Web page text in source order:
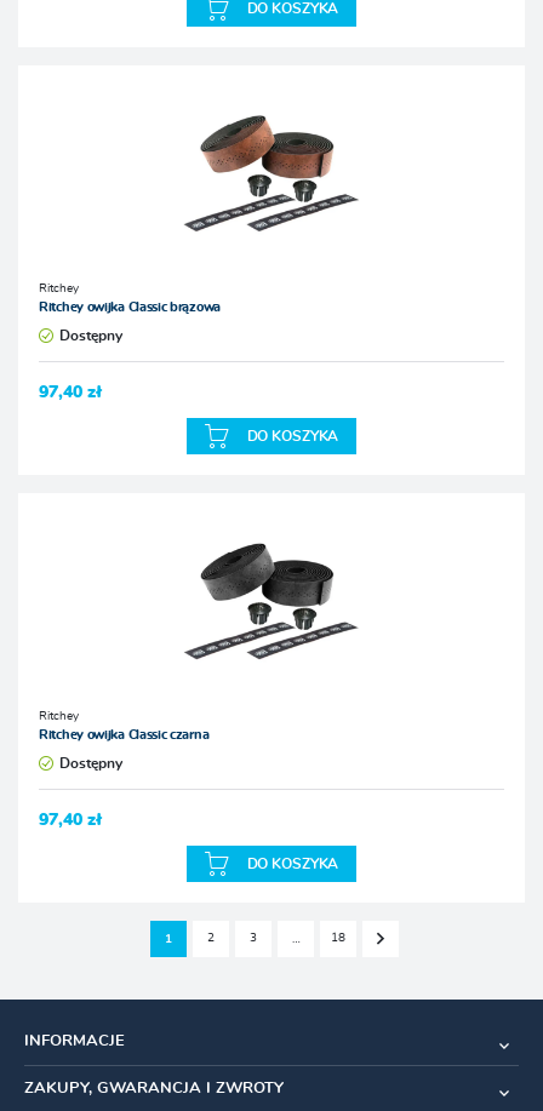
DO KOSZYKA
Ritchey
Ritchey owijka Classic brązowa
Dostępny
97,40 zł
DO KOSZYKA
Ritchey
Ritchey owijka Classic czarna
Dostępny
97,40 zł
DO KOSZYKA
1 2 3 18
INFORMACJE
ZAKUPY, GWARANCJA I ZWROTY